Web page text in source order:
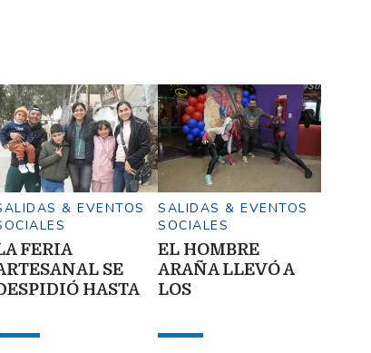
& EVENTOS
FERIA
SE
HASTA
SALIDAS & EVENTOS
SOCIALES
EL HOMBRE
ARAÑA LLEVÓ A
LOS
AL CINE